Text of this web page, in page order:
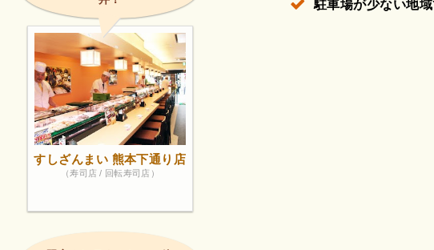
駐車場が少ない地
すしざんまい 熊本下通り店
（寿司店 / 回転寿司店）